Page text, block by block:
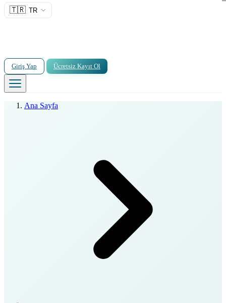
🇹🇷 TR
Giriş Yap Ücretsiz Kayıt Ol
Ana Sayfa